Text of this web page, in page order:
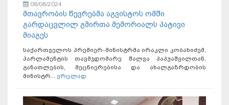
08/08/2024
მთავრობის წევრებმა აგვისტოს ომში
გარდაცვლილ გმირთა მემორიალს პატივი
მიაგეს
საქართველოს პრემიერ-მინისტრმა ირაკლი კობახიძემ,
პარლამენტის თავმჯდომარე შალვა პაპუაშვილთან,
განათლების, მეცნიერებისა და ახალგაზრდობის
მინისტრ... ვრცლად